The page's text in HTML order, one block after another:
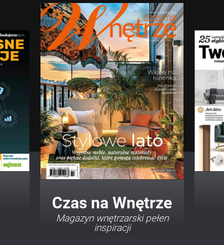
Twój Dom Twój Styl
Porady i inspiracje w
najmodniejszych stylach